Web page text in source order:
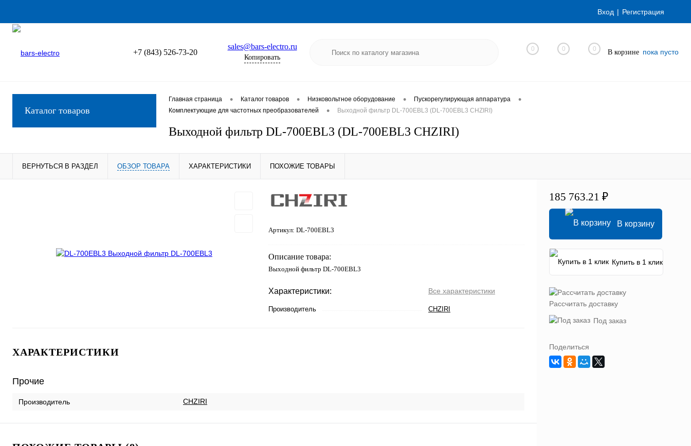
Вход Регистрация
+7 (843) 526-73-20
sales@bars-electro.ru
Копировать
0 0 0 В корзине пока пусто
Каталог товаров
Главная страница • Каталог товаров • Низковольтное оборудование • Пускорегулирующая аппаратура •
Комплектующие для частотных преобразователей • Выходной фильтр DL-700EBL3 (DL-700EBL3 CHZIRI)
Выходной фильтр DL-700EBL3 (DL-700EBL3 CHZIRI)
ВЕРНУТЬСЯ В РАЗДЕЛ ОБЗОР ТОВАРА ХАРАКТЕРИСТИКИ ПОХОЖИЕ ТОВАРЫ
Артикул: DL-700EBL3
Описание товара:
Выходной фильтр DL-700EBL3
Характеристики: Все характеристики
Производитель CHZIRI
ХАРАКТЕРИСТИКИ
Прочие
Производитель CHZIRI
185 763.21 ₽
В корзину
Купить в 1 клик
Рассчитать доставку
Под заказ
Поделиться